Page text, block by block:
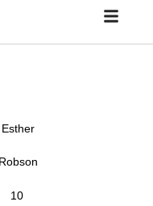
Esther
Robson
10